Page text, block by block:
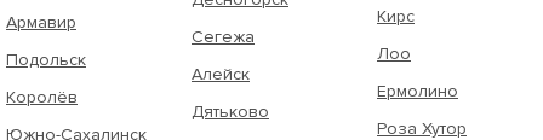
Армавир
Подольск
Королёв
Южно-Сахалинск
Сегежа
Алейск
Дятьково
Кирс
Лоо
Ермолино
Роза Хутор